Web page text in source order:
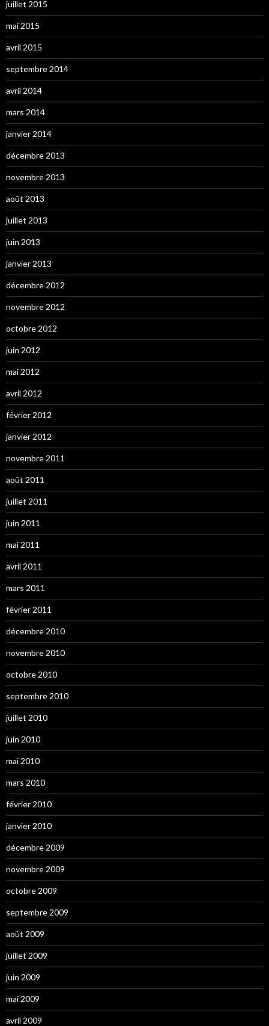
juillet 2015
mai 2015
avril 2015
septembre 2014
avril 2014
mars 2014
janvier 2014
décembre 2013
novembre 2013
août 2013
juillet 2013
juin 2013
janvier 2013
décembre 2012
novembre 2012
octobre 2012
juin 2012
mai 2012
avril 2012
février 2012
janvier 2012
novembre 2011
août 2011
juillet 2011
juin 2011
mai 2011
avril 2011
mars 2011
février 2011
décembre 2010
novembre 2010
octobre 2010
septembre 2010
juillet 2010
juin 2010
mai 2010
mars 2010
février 2010
janvier 2010
décembre 2009
novembre 2009
octobre 2009
septembre 2009
août 2009
juillet 2009
juin 2009
mai 2009
avril 2009